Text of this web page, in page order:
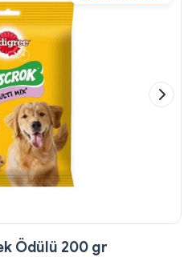
Ödülü 200 gr